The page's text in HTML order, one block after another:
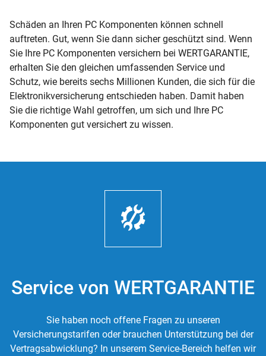
Schäden an Ihren PC Komponenten können schnell
auftreten. Gut, wenn Sie dann sicher geschützt sind. Wenn
Sie Ihre PC Komponenten versichern bei WERTGARANTIE,
erhalten Sie den gleichen umfassenden Service und
Schutz, wie bereits sechs Millionen Kunden, die sich für die
Elektronikversicherung entschieden haben. Damit haben
Sie die richtige Wahl getroffen, um sich und Ihre PC
Komponenten gut versichert zu wissen.
Service von WERTGARANTIE
Sie haben noch offene Fragen zu unseren
Versicherungstarifen oder brauchen Unterstützung bei der
Vertragsabwicklung? In unserem Service-Bereich helfen wir